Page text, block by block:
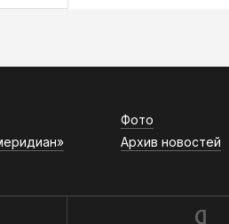
Фото
Архив новостей